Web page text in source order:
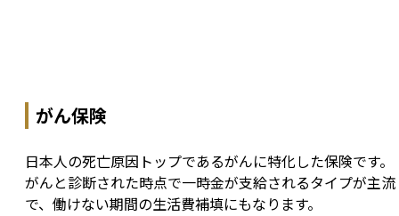
がん保険
日本人の死亡原因トップであるがんに特化した保険です。
がんと診断された時点で一時金が支給されるタイプが主流
で、働けない期間の生活費補填にもなります。